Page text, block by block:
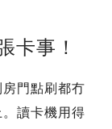
卡事！
門點刷都冇
讀卡機用得